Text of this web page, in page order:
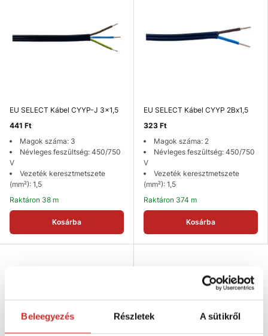
Beleegyezés Részletek A sütikről
EU SELECT Kábel CYYP-J 3x1,5
441 Ft
Magok száma: 3
Névleges feszültség: 450/750
V
Vezeték keresztmetszete
(mm²): 1,5
Raktáron 38 m
Kosárba
EU SELECT Kábel CYYP 2Bx1,5
323 Ft
Magok száma: 2
Névleges feszültség: 450/750
V
Vezeték keresztmetszete
(mm²): 1,5
Raktáron 374 m
Kosárba